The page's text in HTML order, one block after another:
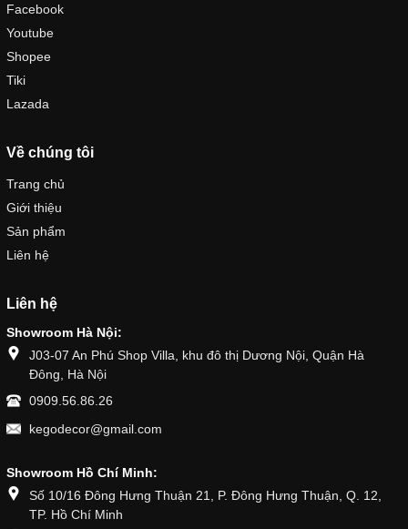
Facebook
Youtube
Shopee
Tiki
Lazada
Về chúng tôi
Trang chủ
Giới thiệu
Sản phẩm
Liên hệ
Liên hệ
Showroom Hà Nội:
J03-07 An Phú Shop Villa, khu đô thị Dương Nội, Quận Hà
Đông, Hà Nội
0909.56.86.26
kegodecor@gmail.com
Showroom Hồ Chí Minh:
Số 10/16 Đông Hưng Thuận 21, P. Đông Hưng Thuận, Q. 12,
TP. Hồ Chí Minh